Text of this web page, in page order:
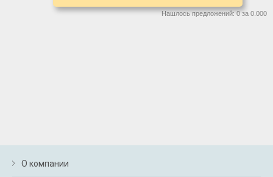
Нашлось предложений: 0 за 0.000
О компании